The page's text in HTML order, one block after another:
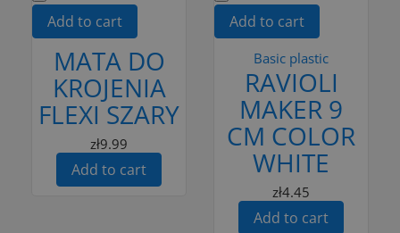
Add to cart
MATA DO
KROJENIA
FLEXI SZARY
zł9.99
Add to cart
Add to cart
Basic plastic
RAVIOLI
MAKER 9
CM COLOR
WHITE
zł4.45
Add to cart